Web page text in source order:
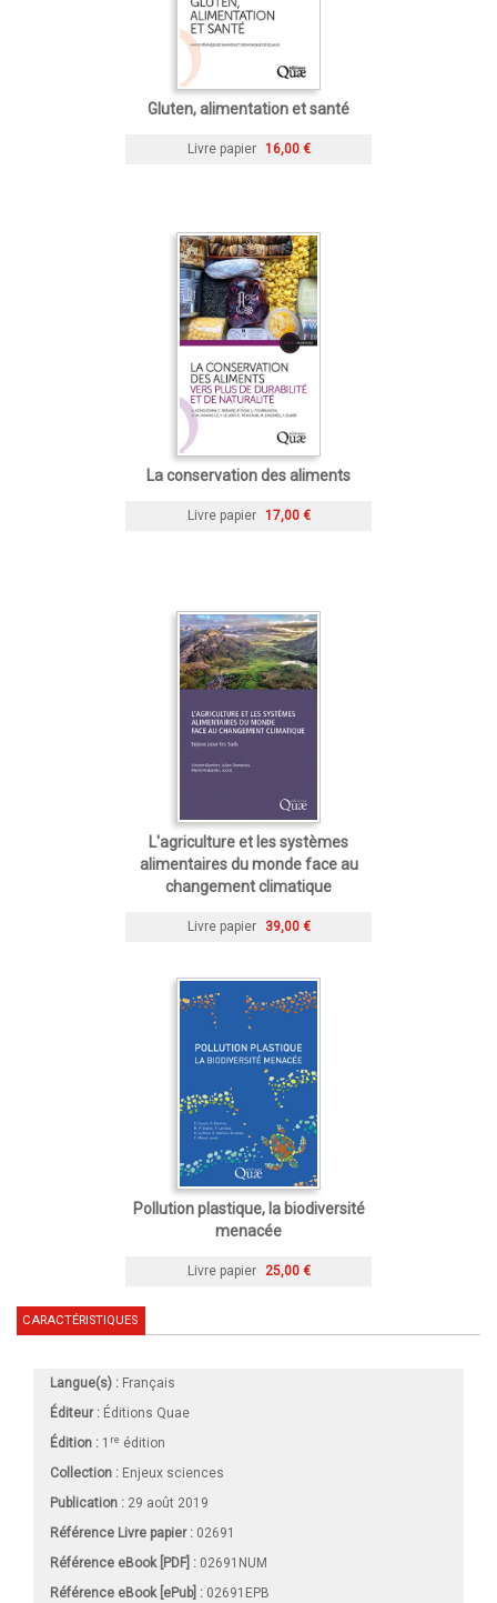
Gluten, alimentation et santé
Livre papier 16,00 €
La conservation des aliments
Livre papier 17,00 €
L'agriculture et les systèmes
alimentaires du monde face au
changement climatique
Livre papier 39,00 €
Pollution plastique, la biodiversité
menacée
Livre papier 25,00 €
CARACTÉRISTIQUES
Langue(s) : Français
Éditeur : Éditions Quae
Édition : 1 re édition
Collection : Enjeux sciences
Publication : 29 août 2019
Référence Livre papier : 02691
Référence eBook [PDF] : 02691NUM
Référence eBook [ePub] : 02691EPB